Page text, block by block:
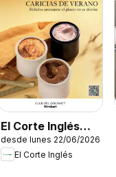
El Corte Inglés
Ofertas
desde lunes 22/06/2026
El Corte Inglés